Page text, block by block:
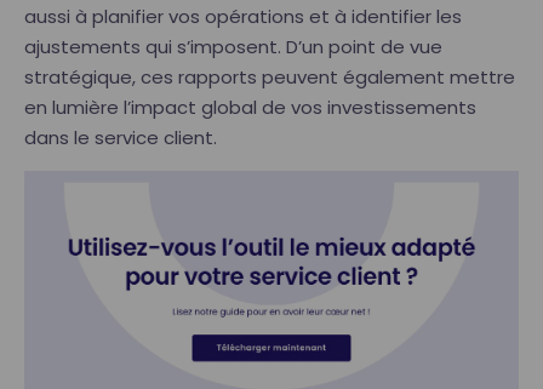
aussi à planifier vos opérations et à identifier les
ajustements qui s’imposent. D’un point de vue
stratégique, ces rapports peuvent également mettre
en lumière l’impact global de vos investissements
dans le service client.